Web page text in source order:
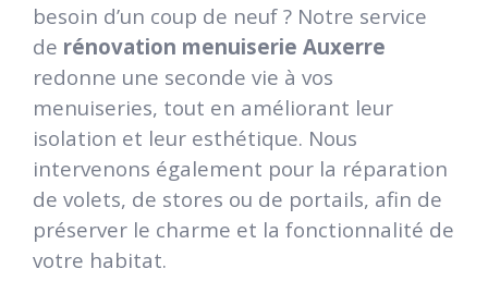
besoin d’un coup de neuf ? Notre service
de rénovation menuiserie Auxerre
redonne une seconde vie à vos
menuiseries, tout en améliorant leur
isolation et leur esthétique. Nous
intervenons également pour la réparation
de volets, de stores ou de portails, afin de
préserver le charme et la fonctionnalité de
votre habitat.